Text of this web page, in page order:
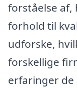
forståelse af,
forhold til
udforske,
forskellige
erfaringer de